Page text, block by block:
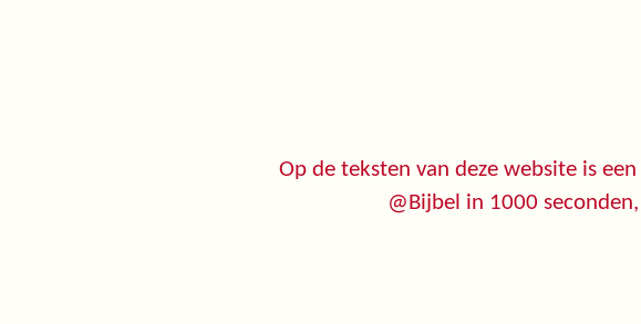
Op de teksten van deze website is een
@Bijbel in 1000